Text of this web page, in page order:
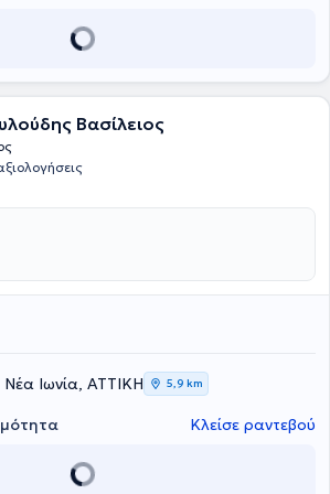
το μεταπτυχιακό πρόγραμμα "Ηγεσία,
αξίας στην υγεία" στο Πανεπιστήμιο
Βασίλειος
Ιωνία, ΑΤΤΙΚΗ 5,9 km
Κλείσε ραντεβού